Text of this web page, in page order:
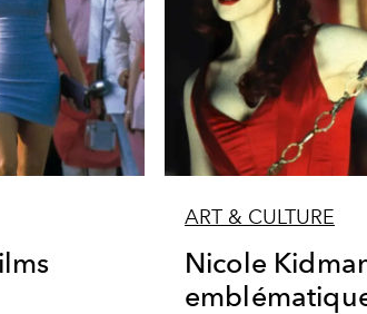
ART & CULTURE
Nicole